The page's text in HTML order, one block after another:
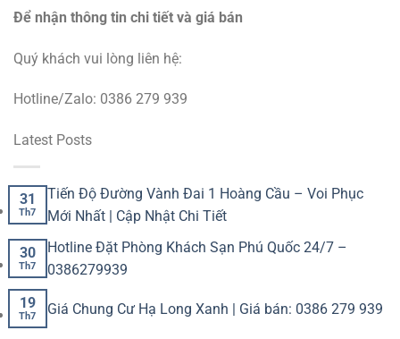
Để nhận thông tin chi tiết và giá bán
Quý khách vui lòng liên hệ:
Hotline/Zalo: 0386 279 939
Latest Posts
31
Th7
Tiến Độ Đường Vành Đai 1 Hoàng Cầu – Voi Phục
Mới Nhất | Cập Nhật Chi Tiết
30
Th7
Hotline Đặt Phòng Khách Sạn Phú Quốc 24/7 –
0386279939
19
Th7 Giá Chung Cư Hạ Long Xanh | Giá bán: 0386 279 939